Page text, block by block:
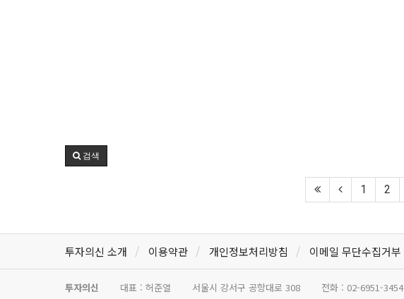
검색
1 2
투자의신 소개 이용약관 개인정보처리방침 이메일 무단수집거부
투자의신 대표 : 허준열 서울시 강서구 공항대로 308 전화 : 02-6951-3454